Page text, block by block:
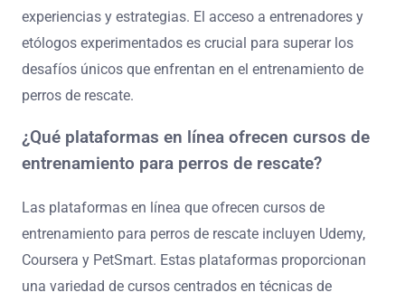
experiencias y estrategias. El acceso a entrenadores y
etólogos experimentados es crucial para superar los
desafíos únicos que enfrentan en el entrenamiento de
perros de rescate.
¿Qué plataformas en línea ofrecen cursos de
entrenamiento para perros de rescate?
Las plataformas en línea que ofrecen cursos de
entrenamiento para perros de rescate incluyen Udemy,
Coursera y PetSmart. Estas plataformas proporcionan
una variedad de cursos centrados en técnicas de